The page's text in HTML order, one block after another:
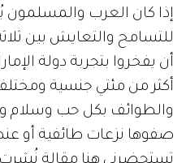
إذا كان العرب والمسلمون
للتسامح والتعايش بين
أن يفخروا بتجربة دولة
أكثر من مئتي جنسية
والطوائف بكل حب وسلام
صفوها نزعات طائفية أو